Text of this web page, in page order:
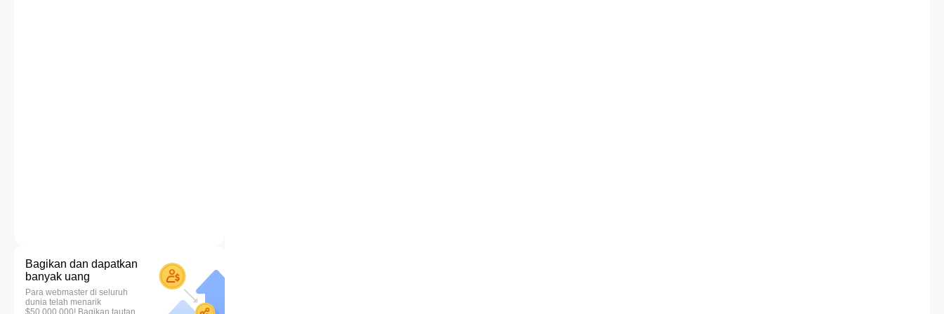
Bagikan dan dapatkan
banyak uang
Para webmaster di seluruh
dunia telah menarik
$50.000.000! Bagikan tautan